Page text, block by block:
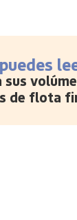
sus
de flota